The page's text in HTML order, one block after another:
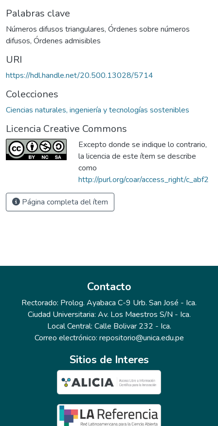
Palabras clave
Números difusos triangulares, Órdenes sobre números
difusos, Órdenes admisibles
URI
https://hdl.handle.net/20.500.13028/5714
Colecciones
Ciencias naturales, ingeniería y tecnologías sostenibles
Licencia Creative Commons
Excepto donde se indique lo contrario,
la licencia de este ítem se describe
como
http://purl.org/coar/access_right/c_abf2
Página completa del ítem
Contacto
Rectorado: Prolog. Ayabaca C-9 Urb. San José - Ica.
Ciudad Universitaria: Av. Los Maestros S/N - Ica.
Local Central: Calle Bolivar 232 - Ica.
Correo electrónico: repositorio@unica.edu.pe
Sitios de Interes